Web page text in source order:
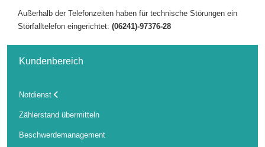
Außerhalb der Telefonzeiten haben für technische Störungen ein
Störfalltelefon eingerichtet: (06241)-97376-28
Kundenbereich
Notdienst
Zählerstand übermitteln
Beschwerdemanagement